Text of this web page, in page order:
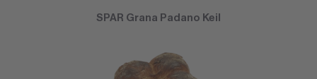
SPAR Grana Padano Keil